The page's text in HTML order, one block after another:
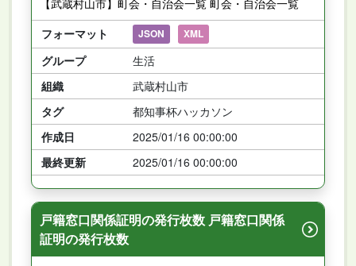
フォーマット
JSON XML
グループ
生活
組織
武蔵村山市
タグ
都知事杯ハッカソン
作成日
2025/01/16 00:00:00
最終更新
2025/01/16 00:00:00
戸籍窓口関係証明の発行枚数 戸籍窓口関係
証明の発行枚数